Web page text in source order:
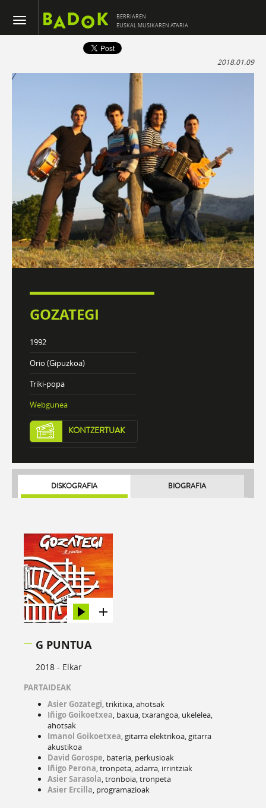
BERRIAREN
EUSKAL MUSIKAREN ATARIA
2018.01.09
GOZATEGI
1992
Orio (Gipuzkoa)
Triki-popa
Webgunea
KONTZERTUAK
DISKOGRAFIA BIOGRAFIA
G PUNTUA
2018 - Elkar
PARTAIDEAK
Asier Gozategi, trikitixa, ahotsak
Iñigo Goikoetxea, baxua, txarangoa, ukelelea,
ahotsak
Imanol Goikoetxea, gitarra elektrikoa, gitarra
akustikoa
David Gorospe, bateria, perkusioak
Iñigo Perona, tronpeta, adarra, irrintziak
Asier Sarasola, tronboia, tronpeta
Asier Ercilla, programazioak